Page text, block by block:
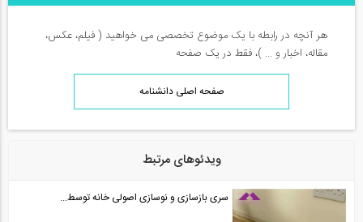
هر آنچه در رابطه با یک موضوع تخصصی می خواهید ( فیلم، عکس،
مقاله، اخبار و ... )، فقط در یک صفحه
صفحه اصلی دانشنامه
ویدئوهای مرتبط
سری بازسازی و نوسازی اصولی خانه توسط...